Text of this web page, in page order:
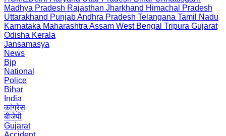
Madhya Pradesh Rajasthan Jharkhand Himachal Pradesh
Uttarakhand PunjabAndhra Pradesh Telangana Tamil Nadu
Karnataka Maharashtra Assam West Bengal Tripura Gujarat
Odisha Kerala
Jansamasya
News
Bjp
National
Police
Bihar
India
कांग्रेस
बीजेपी
Gujarat